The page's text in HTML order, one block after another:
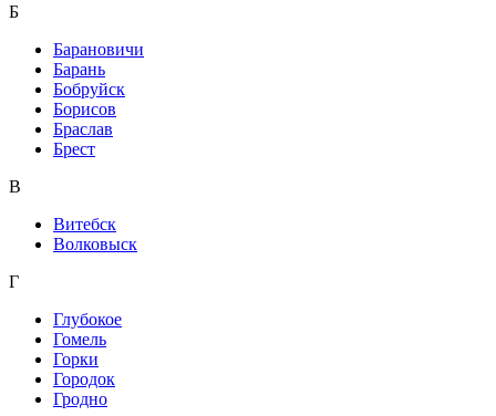
Б
Барановичи
Барань
Бобруйск
Борисов
Браслав
Брест
В
Витебск
Волковыск
Г
Глубокое
Гомель
Горки
Городок
Гродно